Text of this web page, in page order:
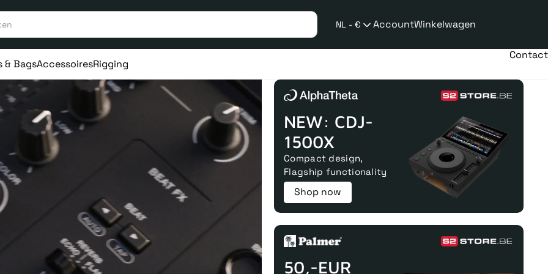
NL - €
taalwijziging
AccountWinkelwagen
& BagsAccessoiresRigging
Contact
ervaring Vanaf 75€ gratis verstuurd
NEW: CDJ-
1500X
Compact design,
Flagship functionality
Shop now
50,-EUR